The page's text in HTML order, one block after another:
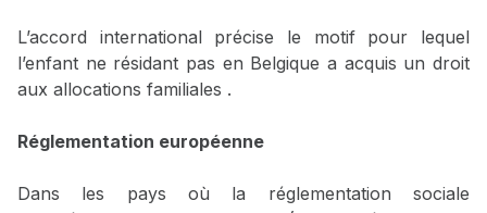
L’accord international précise le motif pour lequel
l’enfant ne résidant pas en Belgique a acquis un droit
aux allocations familiales .
Réglementation européenne
Dans les pays où la réglementation sociale